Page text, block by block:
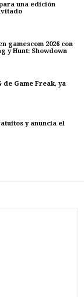
una edición
gamescom 2026 con
y Hunt: Showdown
de Game Freak, ya
y anuncia el